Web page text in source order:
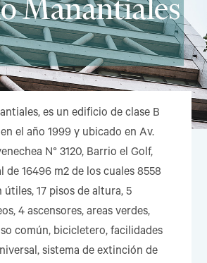
es un edificio de clase B
el año 1999 y ubicado en Av.
N° 3120, Barrio el Golf,
16496 m2 de los cuales 8558
útiles, 17 pisos de altura, 5
4 ascensores, areas verdes,
común, bicicletero, facilidades
sistema de extinción de